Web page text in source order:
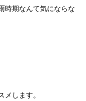
時期なんて気にならな
します。